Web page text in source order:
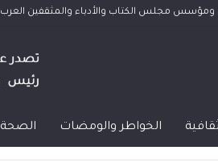
ومؤسس مجلس الكتاب والأدباء والمثقفين العرب
الخواطر والومضات الصحة